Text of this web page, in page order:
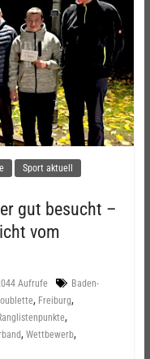
Sport aktuell
gut besucht –
vom
Aufrufe
Baden-
, Freiburg,
,
, Wettbewerb,